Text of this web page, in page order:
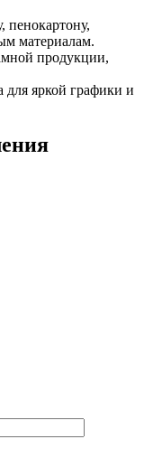
материалам.
продукции,
для яркой графики и